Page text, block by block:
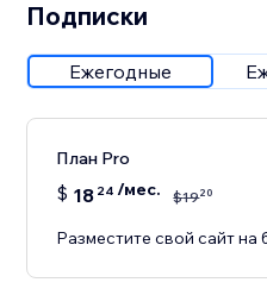
Подписки
Ежегодные
План Pro
$ 18 24 /мес. $1920
Разместите свой сайт на